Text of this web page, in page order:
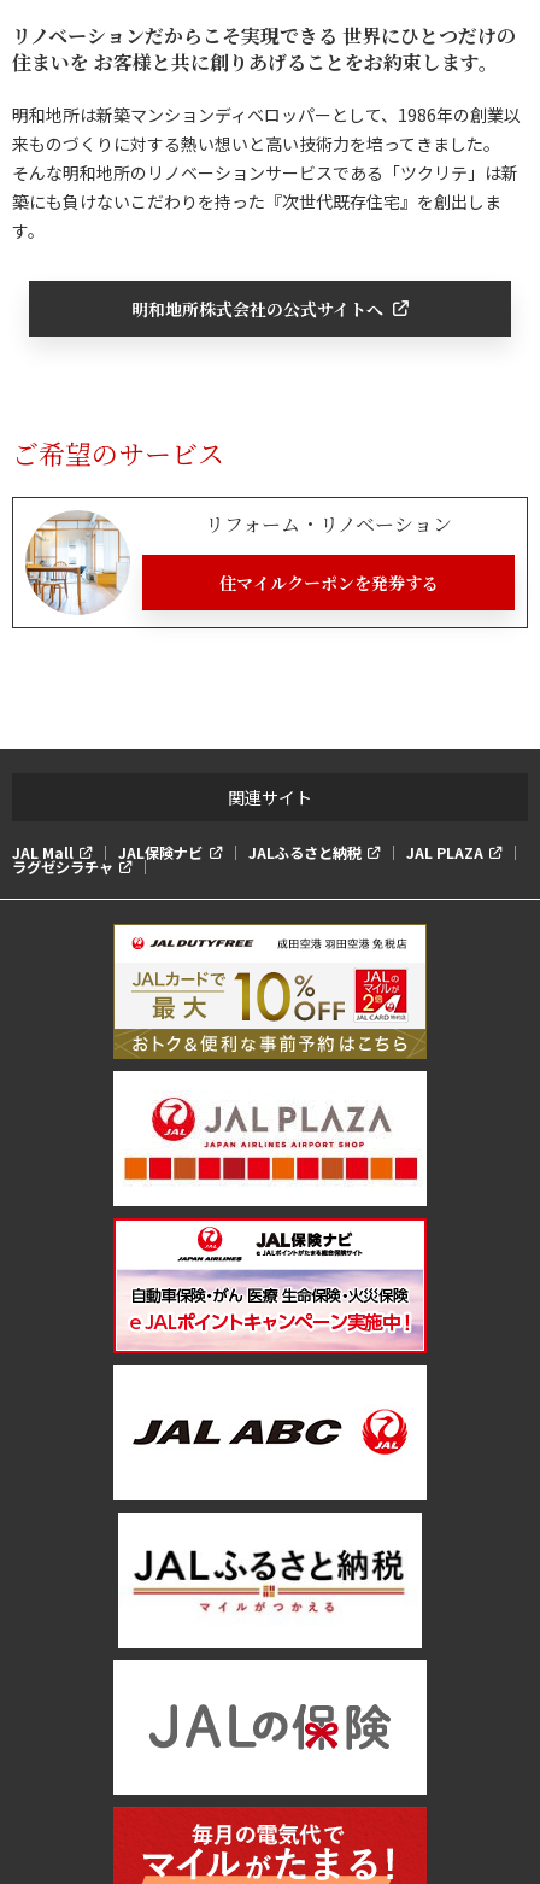
リノベーションだからこそ実現できる 世界にひとつだけの
住まいを お客様と共に創りあげることをお約束します。
明和地所は新築マンションディベロッパーとして、1986年の創業以
来ものづくりに対する熱い想いと高い技術力を培ってきました。
そんな明和地所のリノベーションサービスである「ツクリテ」は新
築にも負けないこだわりを持った『次世代既存住宅』を創出しま
す。
明和地所株式会社の公式サイトへ
ご希望のサービス
リフォーム・リノベーション
住マイルクーポンを発券する
関連サイト
JAL Mall JAL保険ナビ JALふるさと納税 JAL PLAZA
ラグゼシラチャ